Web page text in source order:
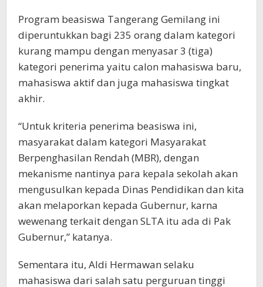
Program beasiswa Tangerang Gemilang ini
diperuntukkan bagi 235 orang dalam kategori
kurang mampu dengan menyasar 3 (tiga)
kategori penerima yaitu calon mahasiswa baru,
mahasiswa aktif dan juga mahasiswa tingkat
akhir.
“Untuk kriteria penerima beasiswa ini,
masyarakat dalam kategori Masyarakat
Berpenghasilan Rendah (MBR), dengan
mekanisme nantinya para kepala sekolah akan
mengusulkan kepada Dinas Pendidikan dan kita
akan melaporkan kepada Gubernur, karna
wewenang terkait dengan SLTA itu ada di Pak
Gubernur,” katanya.
Sementara itu, Aldi Hermawan selaku
mahasiswa dari salah satu perguruan tinggi